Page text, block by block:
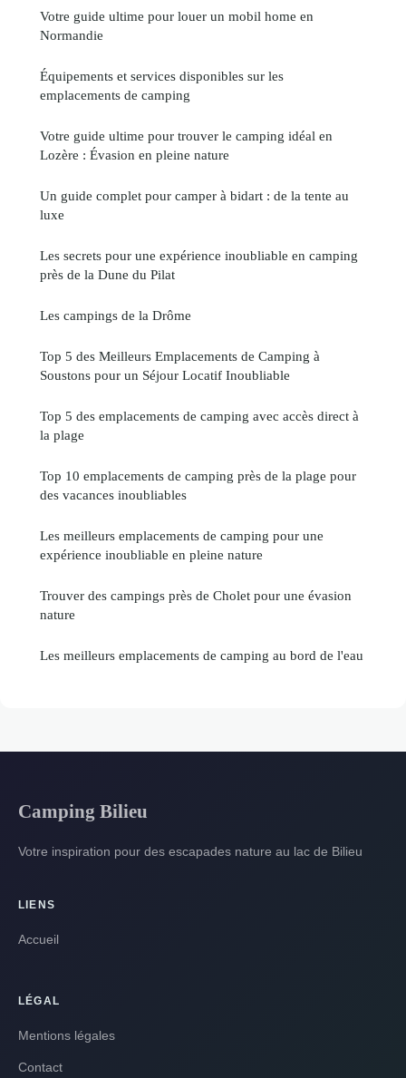
Votre guide ultime pour louer un mobil home en
Normandie
Équipements et services disponibles sur les
emplacements de camping
Votre guide ultime pour trouver le camping idéal en
Lozère : Évasion en pleine nature
Un guide complet pour camper à bidart : de la tente au
luxe
Les secrets pour une expérience inoubliable en camping
près de la Dune du Pilat
Les campings de la Drôme
Top 5 des Meilleurs Emplacements de Camping à
Soustons pour un Séjour Locatif Inoubliable
Top 5 des emplacements de camping avec accès direct à
la plage
Top 10 emplacements de camping près de la plage pour
des vacances inoubliables
Les meilleurs emplacements de camping pour une
expérience inoubliable en pleine nature
Trouver des campings près de Cholet pour une évasion
nature
Les meilleurs emplacements de camping au bord de l'eau
Camping Bilieu
Votre inspiration pour des escapades nature au lac de Bilieu
LIENS
Accueil
LÉGAL
Mentions légales
Contact